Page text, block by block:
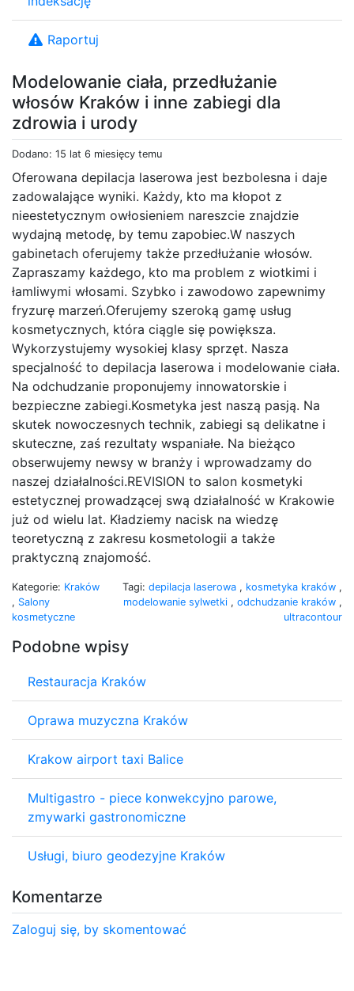
Modelowanie ciała, przedłużanie
włosów Kraków i inne zabiegi dla
zdrowia i urody
Dodano: 15 lat 6 miesięcy temu
Oferowana depilacja laserowa jest bezbolesna i daje
zadowalające wyniki. Każdy, kto ma kłopot z
nieestetycznym owłosieniem nareszcie znajdzie
wydajną metodę, by temu zapobiec.W naszych
gabinetach oferujemy także przedłużanie włosów.
Zapraszamy każdego, kto ma problem z wiotkimi i
łamliwymi włosami. Szybko i zawodowo zapewnimy
fryzurę marzeń.Oferujemy szeroką gamę usług
kosmetycznych, która ciągle się powiększa.
Wykorzystujemy wysokiej klasy sprzęt. Nasza
specjalność to depilacja laserowa i modelowanie ciała.
Na odchudzanie proponujemy innowatorskie i
bezpieczne zabiegi.Kosmetyka jest naszą pasją. Na
skutek nowoczesnych technik, zabiegi są delikatne i
skuteczne, zaś rezultaty wspaniałe. Na bieżąco
obserwujemy newsy w branży i wprowadzamy do
naszej działalności.REVISION to salon kosmetyki
estetycznej prowadzącej swą działalność w Krakowie
już od wielu lat. Kładziemy nacisk na wiedzę
teoretyczną z zakresu kosmetologii a także
praktyczną znajomość.
Kategorie: Kraków
, Salony
kosmetyczne
Tagi: depilacja laserowa , kosmetyka kraków ,
modelowanie sylwetki , odchudzanie kraków ,
ultracontour
Podobne wpisy
Restauracja Kraków
Oprawa muzyczna Kraków
Krakow airport taxi Balice
Multigastro - piece konwekcyjno parowe,
zmywarki gastronomiczne
Usługi, biuro geodezyjne Kraków
Komentarze
Zaloguj się, by skomentować
Raportuj